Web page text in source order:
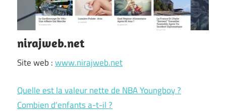
nirajweb.net
Site web :www.nirajweb.net
Quelle est la valeur nette de NBA Youngboy ?
Combien d’enfants a-t-il ?